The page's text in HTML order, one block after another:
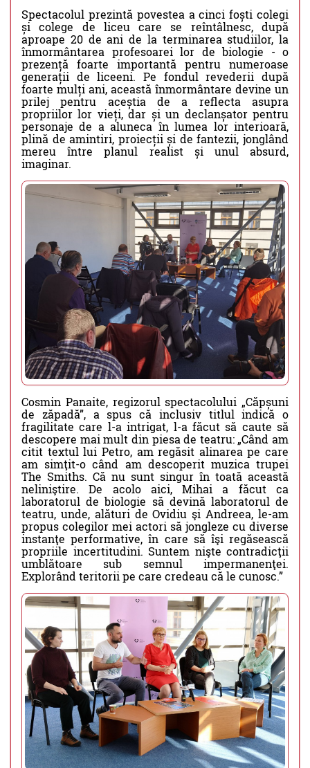
Spectacolul prezintă povestea a cinci foști colegi
și colege de liceu care se reîntâlnesc, după
aproape 20 de ani de la terminarea studiilor, la
înmormântarea profesoarei lor de biologie - o
prezență foarte importantă pentru numeroase
generații de liceeni. Pe fondul revederii după
foarte mulți ani, această înmormântare devine un
prilej pentru aceștia de a reflecta asupra
propriilor lor vieți, dar și un declanșator pentru
personaje de a aluneca în lumea lor interioară,
plină de amintiri, proiecții și de fantezii, jonglând
mereu între planul realist și unul absurd,
imaginar.
Cosmin Panaite, regizorul spectacolului „Căpșuni
de zăpadă”, a spus că inclusiv titlul indică o
fragilitate care l-a intrigat, l-a făcut să caute să
descopere mai mult din piesa de teatru: „Când am
citit textul lui Petro, am regăsit alinarea pe care
am simţit-o când am descoperit muzica trupei
The Smiths. Că nu sunt singur în toată această
neliniştire. De acolo aici, Mihai a făcut ca
laboratorul de biologie să devină laboratorul de
teatru, unde, alături de Ovidiu şi Andreea, le-am
propus colegilor mei actori să jongleze cu diverse
instanţe performative, în care să îşi regăsească
propriile incertitudini. Suntem nişte contradicţii
umblătoare sub semnul impermanenţei.
Explorând teritorii pe care credeau că le cunosc.”